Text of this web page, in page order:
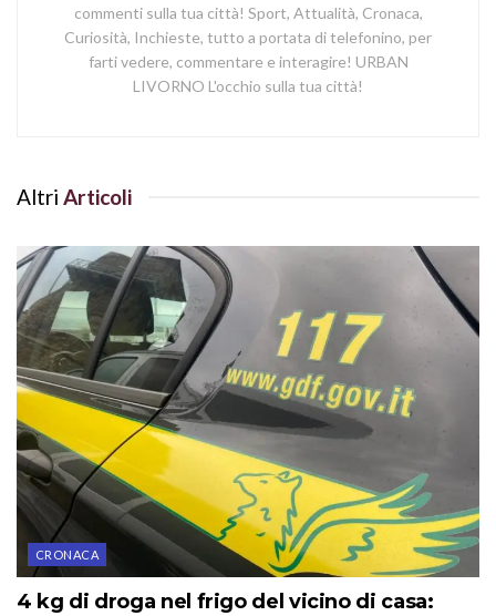
commenti sulla tua città! Sport, Attualità, Cronaca,
Curiosità, Inchieste, tutto a portata di telefonino, per
farti vedere, commentare e interagire! URBAN
LIVORNO L'occhio sulla tua città!
Altri Articoli
CRONACA
4 kg di droga nel frigo del vicino di casa: